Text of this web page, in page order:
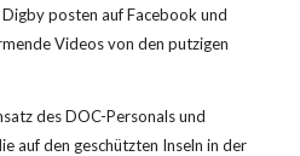
posten auf Facebook und
Videos von den putzigen
des DOC-Personals und
auf den geschützten Inseln in der